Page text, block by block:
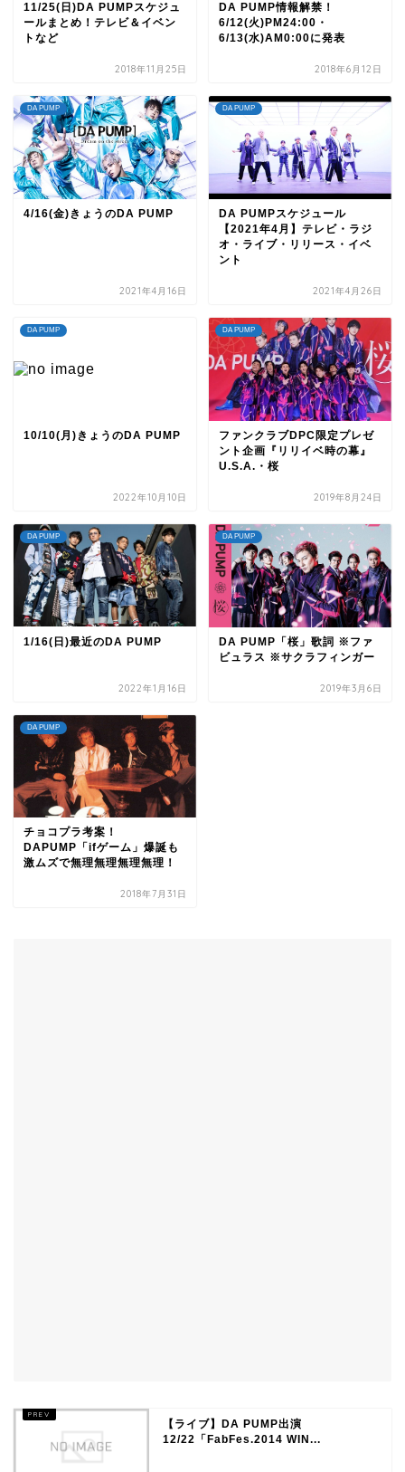
11/25(日)DA PUMPスケジュ
ールまとめ！テレビ＆イベン
トなど
2018年11月25日
DA PUMP情報解禁！
6/12(火)PM24:00・
6/13(水)AM0:00に発表
2018年6月12日
DA PUMP
4/16(金)きょうのDA PUMP
2021年4月16日
DA PUMP
DA PUMPスケジュール
【2021年4月】テレビ・ラジ
オ・ライブ・リリース・イベ
ント
2021年4月26日
DA PUMP
10/10(月)きょうのDA PUMP
2022年10月10日
DA PUMP
ファンクラブDPC限定プレゼ
ント企画『リリイベ時の幕』
U.S.A.・桜
2019年8月24日
DA PUMP
1/16(日)最近のDA PUMP
2022年1月16日
DA PUMP
DA PUMP「桜」歌詞 ※ファ
ビュラス ※サクラフィンガー
2019年3月6日
DA PUMP
チョコプラ考案！
DAPUMP「ifゲーム」爆誕も
激ムズで無理無理無理無理！
2018年7月31日
【ライブ】DA PUMP出演
12/22「FabFes.2014 WIN...